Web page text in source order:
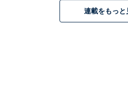
す）が、「どうしてもこれは人
い」というテーマに関する学習
連載をもっと